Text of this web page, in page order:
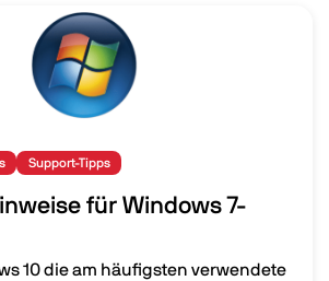
Support-Tipps
für Windows 7-
10 die am häufigsten verwendete